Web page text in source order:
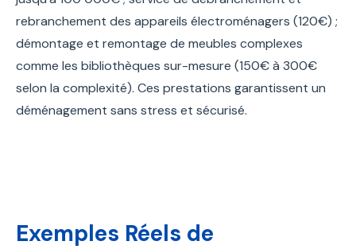
rebranchement des appareils électroménagers (120€) ;
démontage et remontage de meubles complexes
comme les bibliothèques sur-mesure (150€ à 300€
selon la complexité). Ces prestations garantissent un
déménagement sans stress et sécurisé.
Exemples Réels de